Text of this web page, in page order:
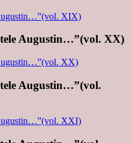
Augustin…”(vol. XX)
Augustin…”(vol.